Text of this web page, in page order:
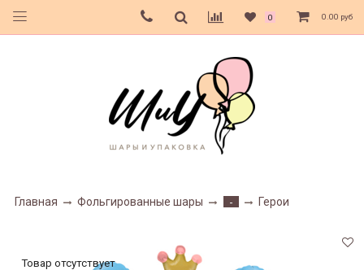
0 0.00 руб
Главная Фольгированные шары - Герои
Товар отсутствует